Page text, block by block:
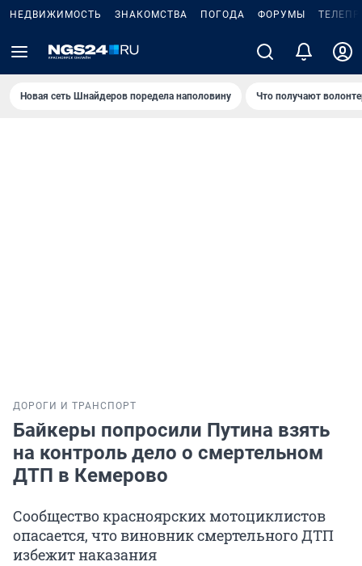
НЕДВИЖИМОСТЬ ЗНАКОМСТВА ПОГОДА ФОРУМЫ
Новая сеть Шнайдеров поредела наполовину Что получают
ДОРОГИ И ТРАНСПОРТ
Байкеры попросили Путина взять
на контроль дело о смертельном
ДТП в Кемерово
Сообщество красноярских мотоциклистов
опасается, что виновник смертельного ДТП
избежит наказания